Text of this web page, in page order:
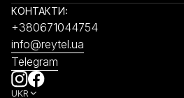
КОНТАКТИ:
+380671044754
info@reytel.ua
Telegram
UKR